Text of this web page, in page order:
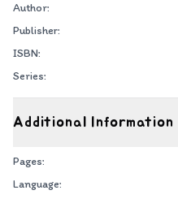
Author:
Publisher:
ISBN:
Series:
Additional Information
Pages:
Language: